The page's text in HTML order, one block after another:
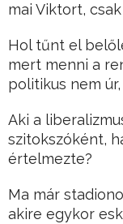
mai Viktort,
Hol tűnt el
mert menni a
politikus nem
Aki a
szitokszóként,
értelmezte?
Ma már
akire egykor